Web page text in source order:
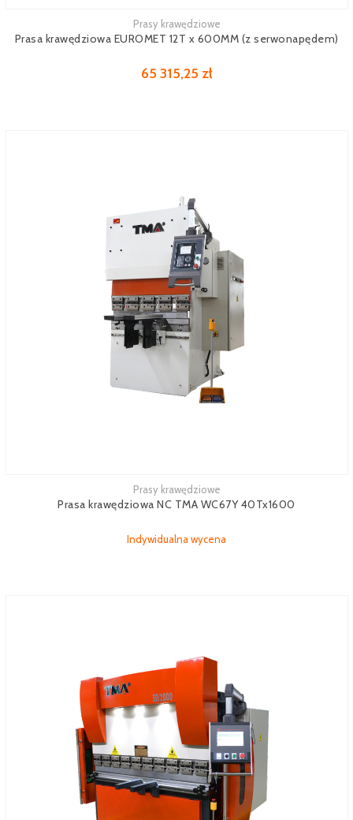
Prasy krawędziowe
Prasa krawędziowa EUROMET 12T x 600MM (z serwonapędem)
65 315,25 zł
Prasy krawędziowe
Prasa krawędziowa NC TMA WC67Y 40Tx1600
Indywidualna wycena